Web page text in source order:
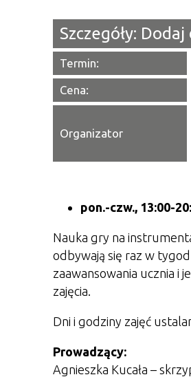
Szczegóły: Dodaj
Termin:
Cena:
Organizator
pon.-czw., 13:00-
Nauka gry na
odbywają się raz w
zaawansowania ucznia i
zajęcia.
Dni i godziny zajęć
Prowadzący:
Agnieszka Kucała –